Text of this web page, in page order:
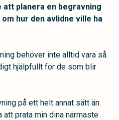
planera en begravning
hur den avlidne ville ha
behöver inte alltid vara så
hjälpfullt för de som blir
på ett helt annat sätt än
att prata min dina närmaste